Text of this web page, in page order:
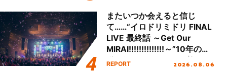
またいつか会えると信じ
て……“イロドリミドリ FINAL
LIVE 最終話 ～Get Our
MIRAI!!!!!!!!!!!!!!～”10年の活
動を経てファイナルを迎える
REPORT 2026.08.06